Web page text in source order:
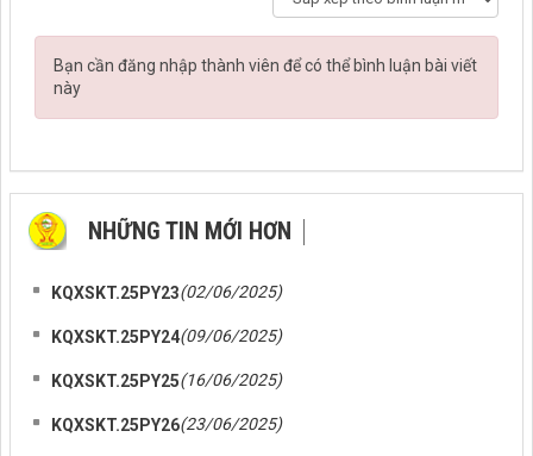
Bạn cần đăng nhập thành viên để có thể bình luận bài viết
này
NHỮNG TIN MỚI HƠN
KQXSKT.25PY23(02/06/2025)
KQXSKT.25PY24(09/06/2025)
KQXSKT.25PY25(16/06/2025)
KQXSKT.25PY26(23/06/2025)